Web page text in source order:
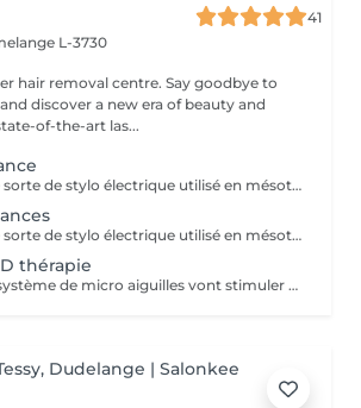
41
L-3730
centre. Say goodbye to
discover a new era of beauty and
of-the-art las...
Dermapen est une sorte de stylo électrique utilisé en mésothérapie fractionnée à micro-aiguilles qui vont stimuler collagène et élastine. L'appareil effectue environ 1300 injections par seconde et son caractère pulsatoire facilite l'introduction de substances actives dans l'épiderme et le derme. Ce traitement peut être effectué sur l'ensemble du corps.
Dermapen est une sorte de stylo électrique utilisé en mésothérapie fractionnée à micro-aiguilles qui vont stimuler collagène et élastine. L'appareil effectue environ 1300 injections par seconde et son caractère pulsatoire facilite l'introduction de substances actives dans l'épiderme et le derme. Ce traitement peut être effectué sur l'ensemble du corps. Ce forfait de 4 séances permet de faire 1 séance par mois pendant 4 mois.
thérapie
Dermapen et son système de micro aiguilles vont stimuler collagène et élastine et facilite l'introduction de substances actives dans l'épiderme et le derme. Ce traitement peut être effectué sur l'ensemble du corps. Couplé avec la thérapie par LED les résultats seront largements boostés.